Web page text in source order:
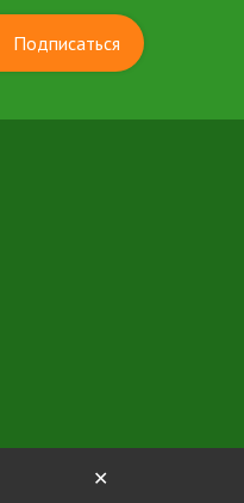
Подписаться
✕